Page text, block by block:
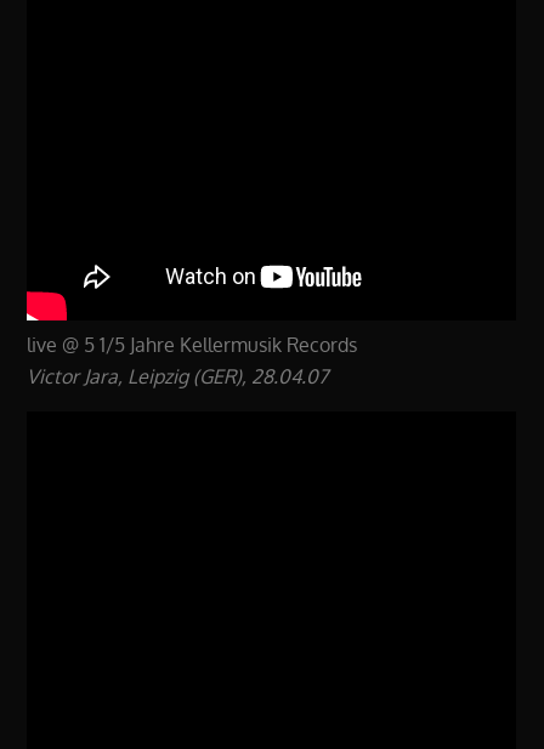
live @ 5 1/5 Jahre Kellermusik Records
Victor Jara, Leipzig (GER), 28.04.07